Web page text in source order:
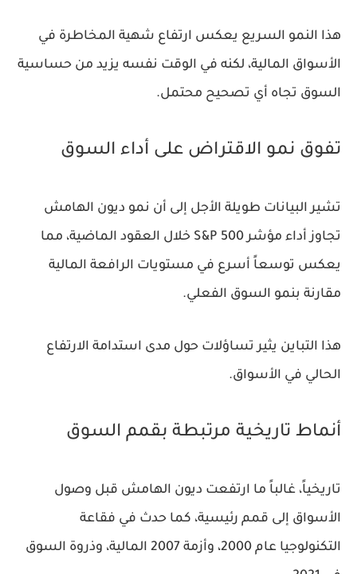
هذا النمو السريع يعكس ارتفاع شهية المخاطرة في
الأسواق المالية، لكنه في الوقت نفسه يزيد من حساسية
السوق تجاه أي تصحيح محتمل.
تفوق نمو الاقتراض على أداء السوق
تشير البيانات طويلة الأجل إلى أن نمو ديون الهامش
تجاوز أداء مؤشر S&P 500 خلال العقود الماضية، مما
يعكس توسعاً أسرع في مستويات الرافعة المالية
مقارنة بنمو السوق الفعلي.
هذا التباين يثير تساؤلات حول مدى استدامة الارتفاع
الحالي في الأسواق.
أنماط تاريخية مرتبطة بقمم السوق
تاريخياً، غالباً ما ارتفعت ديون الهامش قبل وصول
الأسواق إلى قمم رئيسية، كما حدث في فقاعة
التكنولوجيا عام 2000، وأزمة 2007 المالية، وذروة السوق